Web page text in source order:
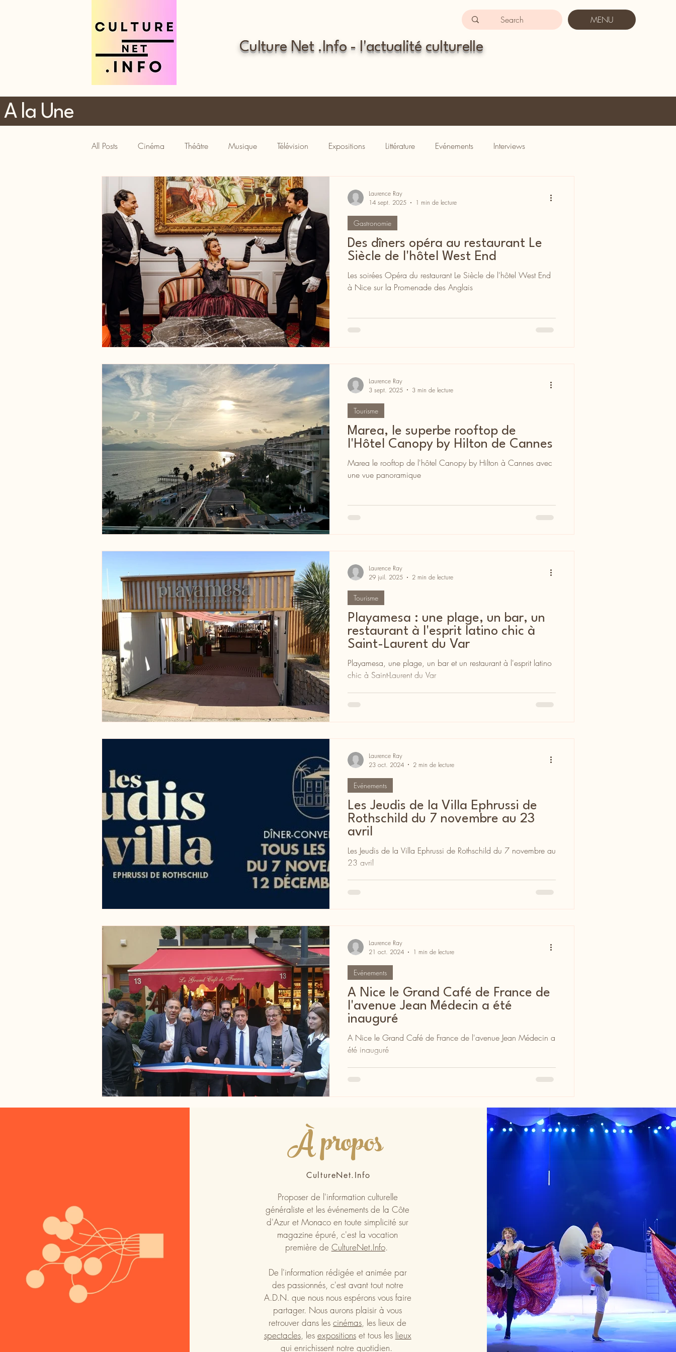
MENU
Culture Net .Info - l'actualité culturelle
A la Une
All Posts Cinéma Théâtre Musique Télévision Expositions Littérature Evénements Interviews
Gastronomie
Des dîners opéra au restaurant Le
Siècle de l'hôtel West End
Les soirées Opéra du restaurant Le Siècle de l'hôtel West End
à Nice sur la Promenade des Anglais
Gastronomie
Laurence Ray
14 sept. 2025
1 min de lecture
Marea, le superbe rooftop de
l'Hôtel Canopy by Hilton de Cannes
Marea le rooftop de l'hôtel Canopy by Hilton à Cannes avec
une vue panoramique
Tourisme
Laurence Ray
3 sept. 2025
3 min de lecture
Playamesa : une plage, un bar, un
restaurant à l'esprit latino chic à
Saint-Laurent du Var
Playamesa, une plage, un bar et un restaurant à l'esprit latino
chic à Saint-Laurent du Var
Tourisme
Laurence Ray
29 juil. 2025
2 min de lecture
Les Jeudis de la Villa Ephrussi de
Rothschild du 7 novembre au 23
avril
Les Jeudis de la Villa Ephrussi de Rothschild du 7 novembre au
23 avril
Evénements
Laurence Ray
23 oct. 2024
2 min de lecture
A Nice le Grand Café de France de
l'avenue Jean Médecin a été
inauguré
A Nice le Grand Café de France de l'avenue Jean Médecin a
été inauguré
Evénements
Laurence Ray
21 oct. 2024
1 min de lecture
À propos
CultureNet.Info
Proposer de l'information culturelle
généraliste et les événements de la Côte
d'Azur et Monaco en toute simplicité sur
magazine épuré, c'est la vocation
première de CultureNet.Info.
De l'information rédigée et animée par
des passionnés, c'est avant tout notre
A.D.N. que nous nous espérons vous faire
partager. Nous aurons plaisir à vous
retrouver dans lescinémas , les lieux de
spectacles, les expositionset tous les lieux
qui enrichissent notre quotidien.